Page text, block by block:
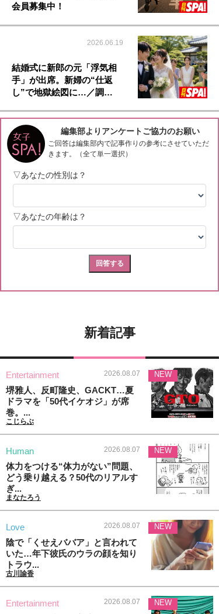
会員募集中！
2026.06.19
結婚式に新郎の元「浮気相
手」が出席。新婦の“仕返
し”で地獄絵図に…／調…
新着記事
Entertainment 2026.08.07
堺雅人、反町隆史、GACKT…夏
ドラマを「50代イケオジ」が席
巻。...
こじらぶ
NEW
Human 2026.08.07
体力をつける“体力がない”問題、
どう乗り越える？50代のリアルす
ぎ...
まなたろう
NEW
Love 2026.08.07
陰で「くせえババア」と言われて
いた…年下彼氏のウラの顔を知り
トラウ...
古川諭香
NEW
Entertainment 2026.08.07 NEW